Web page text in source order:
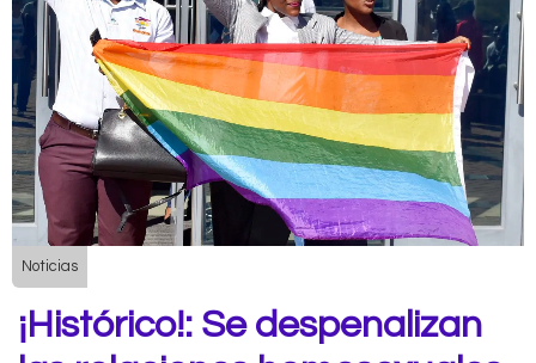
Noticias
¡Histórico!: Se despenalizan